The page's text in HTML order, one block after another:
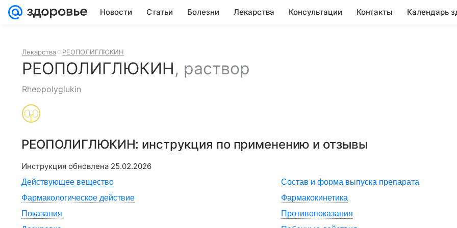
Новости Статьи Болезни Лекарства Консультации Контакты Календарь
Лекарства РЕОПОЛИГЛЮКИН
РЕОПОЛИГЛЮКИН, раствор
Rheopolyglukin
РЕОПОЛИГЛЮКИН: инструкция по применению и отзывы
Инструкция обновлена 25.02.2026
Действующее вещество
Состав и форма выпуска препарата
Фармакологическое действие
Фармакокинетика
Показания
Противопоказания